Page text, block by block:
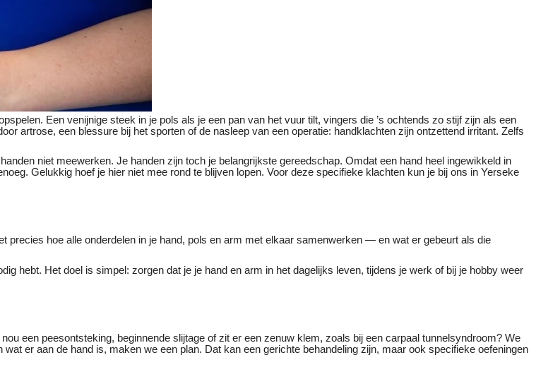
Een venijnige steek in je pols als je een pan van het vuur tilt, vingers die ’s ochtends zo stijf zijn als een
artrose, een blessure bij het sporten of de nasleep van een operatie: handklachten zijn ontzettend irritant. Zelfs
niet meewerken. Je handen zijn toch je belangrijkste gereedschap. Omdat een hand heel ingewikkeld in
Gelukkig hoef je hier niet mee rond te blijven lopen. Voor deze specifieke klachten kun je bij ons in Yerseke
precies hoe alle onderdelen in je hand, pols en arm met elkaar samenwerken — en wat er gebeurt als die
hebt. Het doel is simpel: zorgen dat je je hand en arm in het dagelijks leven, tijdens je werk of bij je hobby weer
een peesontsteking, beginnende slijtage of zit er een zenuw klem, zoals bij een carpaal tunnelsyndroom? We
er aan de hand is, maken we een plan. Dat kan een gerichte behandeling zijn, maar ook specifieke oefeningen